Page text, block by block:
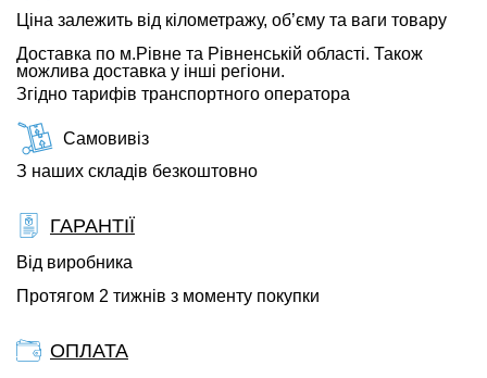
Ціна залежить від кілометражу, об’єму та ваги товару
Доставка по м.Рівне та Рівненській області. Також
можлива доставка у інші регіони.
Згідно тарифів транспортного оператора
Самовивіз
З наших складів безкоштовно
ГАРАНТІЇ
Від виробника
Протягом 2 тижнів з моменту покупки
ОПЛАТА